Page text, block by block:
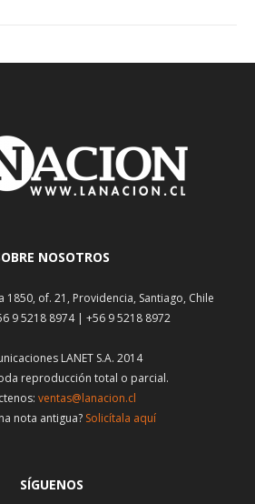
NOSOTROS
1850, of. 21, Providencia, Santiago, Chile
9 5218 8974 | +56 9 5218 8972
LANET S.A. 2014
reproducción total o parcial.
ventas@lanacion.cl
nota antigua? Solicítala aquí
SÍGUENOS